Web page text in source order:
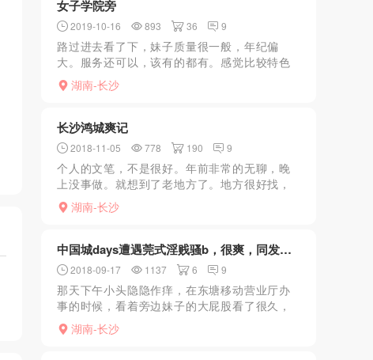
女子学院旁
2019-10-16 893 36 9
路过进去看了下，妹子质量很一般，年纪偏
大。服务还可以，该有的都有。感觉比较特色
的就是wutaokb。58号比较善谈
湖南-长沙
长沙鸿城爽记
2018-11-05 778 190 9
个人的文笔，不是很好。年前非常的无聊，晚
上没事做。就想到了老地方了。地方很好找，
就在长沙附二对面。上三楼。一上楼进门，就
会有少爷来招呼你。吧你领进房间。然后会有
湖南-长沙
中国城days遭遇莞式淫贱骚b，很爽，同发woaisn
2018-09-17 1137 6 9
那天下午小头隐隐作痒，在东塘移动营业厅办
事的时候，看着旁边妹子的大屁股看了很久，
下面硬了，哎，又要去发泄一下了。知道最近
省城在扫黄打非，怕触霉头，决定去大场，直
湖南-长沙